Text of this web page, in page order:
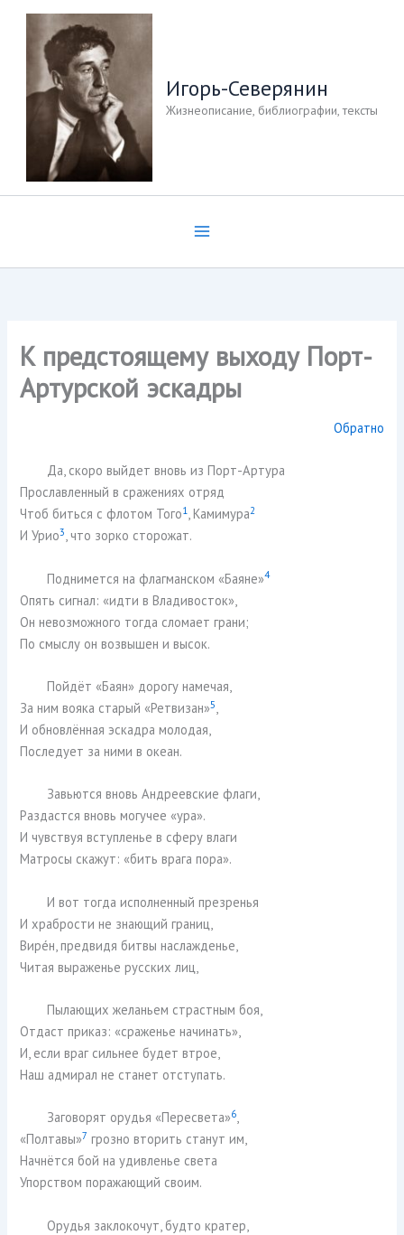
Перейти
содержимому
Игорь-Северянин
Жизнеописание, библиографии, тексты
К предстоящему выходу Порт-
Артурской эскадры
Обратно
Да, скоро выйдет вновь из Порт-Артура
Прославленный в сражениях отряд
Чтоб биться с флотом Того1, Камимура2
И Урио3, что зорко сторожат.
Поднимется на флагманском «Баяне»4
Опять сигнал: «идти в Владивосток»,
Он невозможного тогда сломает грани;
По смыслу он возвышен и высок.
Пойдёт «Баян» дорогу намечая,
За ним вояка старый «Ретвизан»5,
И обновлённая эскадра молодая,
Последует за ними в океан.
Завьются вновь Андреевские флаги,
Раздастся вновь могучее «ура».
И чувствуя вступленье в сферу влаги
Матросы скажут: «бить врага пора».
И вот тогда исполненный презренья
И храбрости не знающий границ,
Вирéн, предвидя битвы наслажденье,
Читая выраженье русских лиц,
Пылающих желаньем страстным боя,
Отдаст приказ: «сраженье начинать»,
И, если враг сильнее будет втрое,
Наш адмирал не станет отступать.
Заговорят орудья «Пересвета»6,
«Полтавы»7 грозно вторить станут им,
Начнётся бой на удивленье света
Упорством поражающий своим.
Орудья заклокочут, будто кратер,